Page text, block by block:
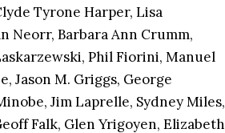
Tyrone Harper, Lisa
Neorr, Barbara Ann Crumm,
Phil Fiorini, Manuel
Jason M. Griggs, George
Jim Laprelle, Sydney Miles,
Falk, Glen Yrigoyen, Elizabeth